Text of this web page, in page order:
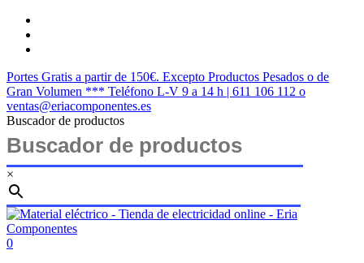
Saltar
contenido
Portes Gratis a partir de 150€. Excepto Productos Pesados o de
Gran Volumen *** Teléfono L-V 9 a 14 h | 611 106 112 o
ventas@eriacomponentes.es
Buscador de productos
×
Cerrar
búsqueda
buscar
account
0